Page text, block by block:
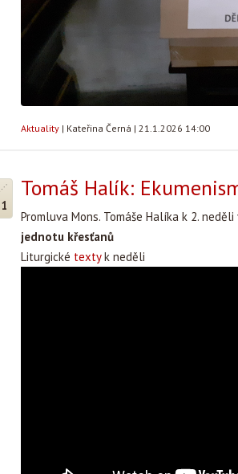
Aktuality | Kateřina Černá | 21.1.2026 14:00
1
Tomáš Halík:
Promluva Mons. Tomáše Halíka k 2.
jednotu křesťanů
Liturgické textyk neděli